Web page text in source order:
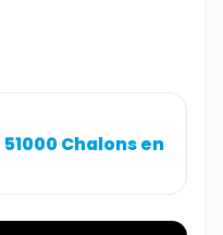
Chalons en